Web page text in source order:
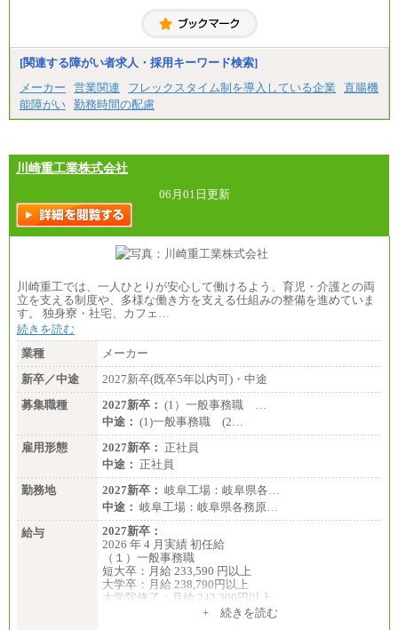
慮して給与を決定いたします
※試用期間中も給与に変更はございません
中途：
（1）事務職（総合職・正社員） （2）技術職（総
合職・正社員）
月給 208,000円以上
経験、能力等を考慮し、弊社規定により決定
試用期間中も給与に変更はございません
基本給
月給 182,400円以上
[関連する障がい者求人・採用キーワード検索]
メーカー
営業関連 フレックスタイム制を導入している企業
直腸機
能障がい 勤務時間の配慮
川崎重工業株式会社
06月01日更新
川崎重工では、一人ひとりが安心して働けるよう、育児・介護との両
立を支える制度や、多様な働き方を支える仕組みの整備を進めていま
す。 独身寮・社宅、カフェ…
続きを読む
業種
メーカー
新卒／中途
2027新卒(既卒5年以内可)・中途
募集職種
2027新卒： (1）一般事務職 …
中途： (1)一般事務職 (2…
雇用形態
2027新卒： 正社員
中途： 正社員
勤務地
2027新卒： 岐阜工場：岐阜県各…
中途： 岐阜工場：岐阜県各務原…
給与
2027新卒：
2026 年 4 月実績 初任給
（１）一般事務職
短大卒：月給 233,590 円以上
大学卒：月給 238,790円以上
大学院修了：月給 242,390円以上
※試用期間中も給与に変更ございません。
+ 続きを読む